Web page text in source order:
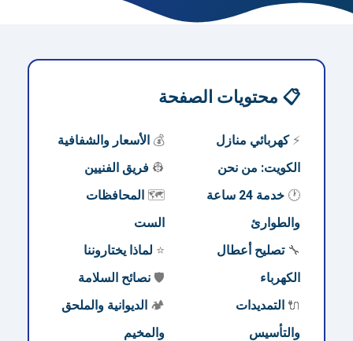
📋 محتويات الصفحة
⚡كهربائي منازل
الكويت: من نحن
🕐
خدمة 24 ساعة
والطوارئ
🔧تصليح أعطال
الكهرباء
🔌 التمديدات
والتأسيس
💰 الأسعار والشفافية
👷 فريق الفنيين
🗺️ المحافظات
الست
⭐ لماذا يختاروننا
🛡️ نصائح السلامة
🏕️ الديوانية والملحق
والمخيم